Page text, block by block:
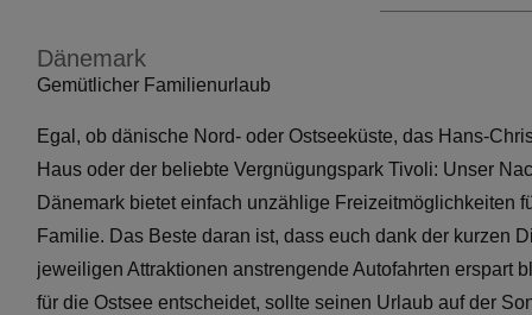
Dänemark
Gemütlicher Familienurlaub
Egal, ob dänische Nord- oder Ostseeküste, das Hans-
Haus oder der beliebte Vergnügungspark Tivoli: Unser
Dänemark bietet einfach unzählige Freizeitmöglichkeiten
Familie. Das Beste daran ist, dass euch dank der kurzen
jeweiligen Attraktionen anstrengende Autofahrten erspart
für die Ostsee entscheidet, sollte seinen Urlaub auf der